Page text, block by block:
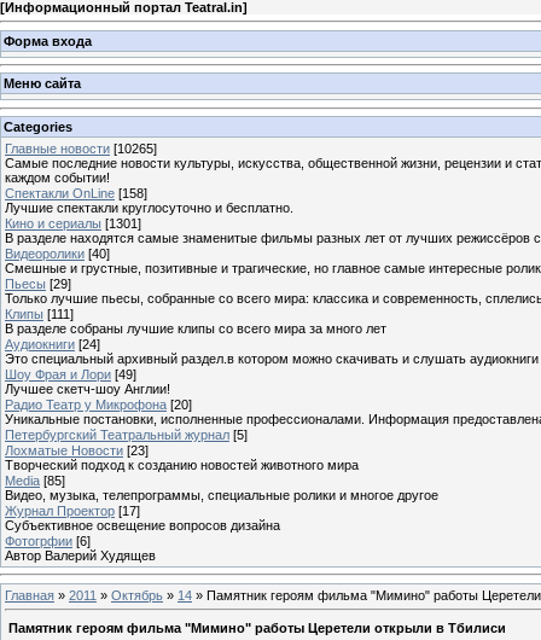
[Информационный портал Teatral.in]
Форма входа
Меню сайта
Categories
Главные новости [10265]
Самые последние новости культуры, искусства, общественной жизни, рецензии и
каждом событии!
Спектакли OnLine [158]
Лучшие спектакли круглосуточно и бесплатно.
Кино и сериалы [1301]
В разделе находятся самые знаменитые фильмы разных лет от лучших режиссёров
Видеоролики [40]
Смешные и грустные, позитивные и трагические, но главное самые интересные
Пьесы [29]
Только лучшие пьесы, собранные со всего мира: классика и современность,
Клипы [111]
В разделе собраны лучшие клипы со всего мира за много лет
Аудиокниги [24]
Это специальный архивный раздел.в котором можно скачивать и слушать
Шоу Фрая и Лори [49]
Лучшее скетч-шоу Англии!
Радио Театр у Микрофона [20]
Уникальные постановки, исполненные профессионалами. Информация
Петербургский Театральный журнал [5]
Лохматые Новости [23]
Творческий подход к созданию новостей животного мира
Media [85]
Видео, музыка, телепрограммы, специальные ролики и многое другое
Журнал Проектор [17]
Субъективное освещение вопросов дизайна
Фотогрфии [6]
Автор Валерий Худящев
Главная » 2011 » Октябрь » 14 » Памятник героям фильма "Мимино" работы
Памятник героям фильма "Мимино" работы Церетели открыли в Тбилиси